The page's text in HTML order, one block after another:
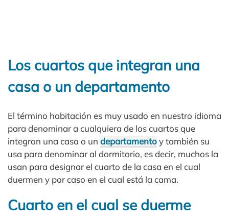
Los cuartos que integran una
casa o un departamento
El término habitación es muy usado en nuestro idioma
para denominar a cualquiera de los cuartos que
integran una casa o un departamentoy también su
usa para denominar al dormitorio, es decir, muchos la
usan para designar el cuarto de la casa en el cual
duermen y por caso en el cual está la cama.
Cuarto en el cual se duerme